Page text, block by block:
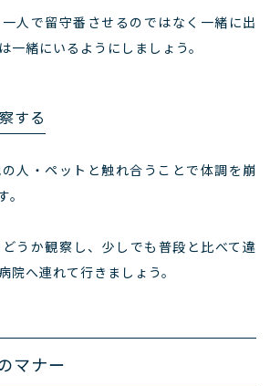
人で留守番させるのではなく一緒に出
一緒にいるようにしましょう。
する
人・ペットと触れ合うことで体調を崩
うか観察し、少しでも普段と比べて違
院へ連れて行きましょう。
マナー